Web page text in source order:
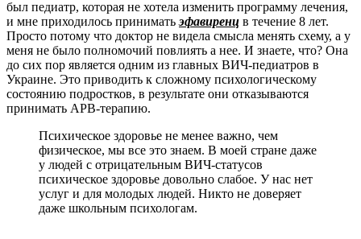
был педиатр, которая не хотела изменить программу лечения,
и мне приходилось приниматьэфавиренц в течение 8 лет.
Просто потому что доктор не видела смысла менять схему, а у
меня не было полномочий повлиять а нее. И знаете, что? Она
до сих пор является одним из главных ВИЧ-педиатров в
Украине. Это приводить к сложному психологическому
состоянию подростков, в результате они отказываются
принимать АРВ-терапию.
Психическое здоровье не менее важно, чем
физическое, мы все это знаем. В моей стране даже
у людей с отрицательным ВИЧ-статусов
психическое здоровье довольно слабое. У нас нет
услуг и для молодых людей. Никто не доверяет
даже школьным психологам.